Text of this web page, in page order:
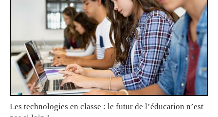
Les technologies en classe : le futur de l’éducation n’est